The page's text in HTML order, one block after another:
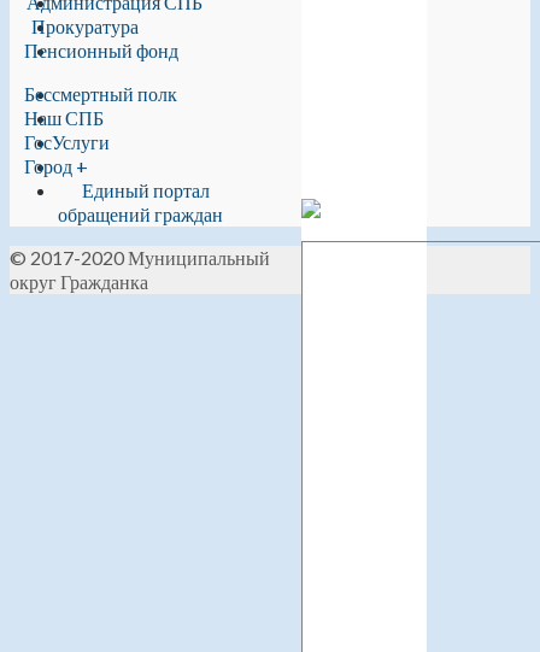
Прокуратура
Пенсионный фонд
Бессмертный полк
Наш СПБ
ГосУслуги
Город +
Единый портал
обращений граждан
© 2017-2020 Муниципальный
округ Гражданка